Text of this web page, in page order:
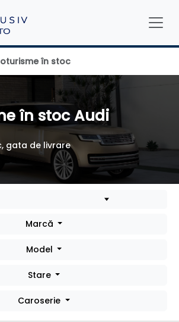
în stoc
în stoc Audi
gata de livrare
Marcă
Model
Stare
Caroserie